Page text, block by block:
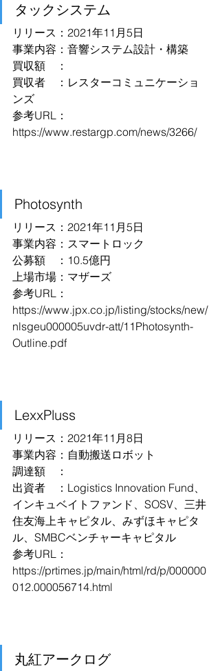
タックシステム
リリース：2021年11月5日
事業内容：音響システム設計・構築
買収額　：
買収者　：レスターコミュニケーショ
ンズ
参考URL：
https://www.restargp.com/news/3266/
Photosynth
リリース：2021年11月5日
事業内容：スマートロック
公募額　：10.5億円
上場市場：マザーズ
参考URL：
https://www.jpx.co.jp/listing/stocks/new/
nlsgeu000005uvdr-att/11Photosynth-
Outline.pdf
LexxPluss
リリース：2021年11月8日
事業内容：自動搬送ロボット
調達額　：
出資者　：Logistics Innovation Fund、
インキュベイトファンド、SOSV、三井
住友海上キャピタル、みずほキャピタ
ル、SMBCベンチャーキャピタル
参考URL：
https://prtimes.jp/main/html/rd/p/000000
012.000056714.html
丸紅アークログ